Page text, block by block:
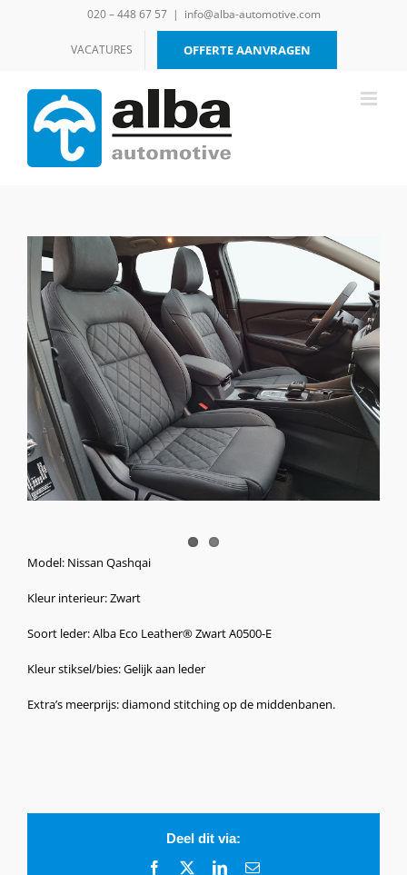
020 – 448 67 57 | info@alba-automotive.com
VACATURES OFFERTE AANVRAGEN
Model: Nissan Qashqai
Kleur interieur: Zwart
Soort leder: Alba Eco Leather® Zwart A0500-E
Kleur stiksel/bies: Gelijk aan leder
Extra’s meerprijs: diamond stitching op de middenbanen.
Deel dit via:
Facebook LinkedIn
E-